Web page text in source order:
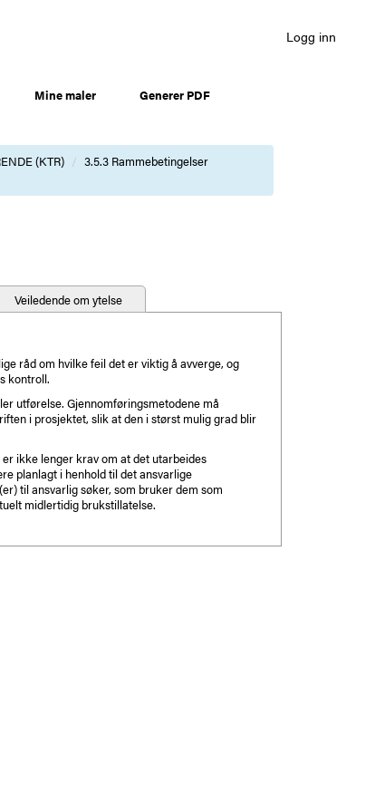
Logg inn
Mine maler Generer PDF
(KTR)
3.5.3 Rammebetingelser
Veiledende om ytelse
råd om hvilke feil det er viktig å avverge, og
kontroll.
utførelse. Gjennomføringsmetodene må
i prosjektet, slik at den i størst mulig grad blir
ikke lenger krav om at det utarbeides
planlagt i henhold til det ansvarlige
til ansvarlig søker, som bruker dem som
midlertidig brukstillatelse.